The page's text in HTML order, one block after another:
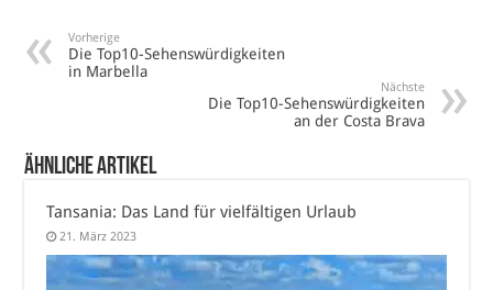
Vorherige
Die Top10-Sehenswürdigkeiten
in Marbella
Nächste
Die Top10-Sehenswürdigkeiten
an der Costa Brava
Ähnliche Artikel
Tansania: Das Land für vielfältigen Urlaub
21. März 2023